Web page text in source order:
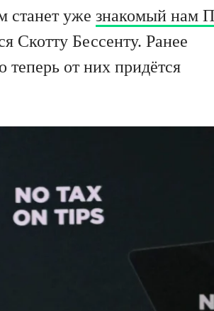
станет уже знакомый нам
Скотту Бессенту. Ранее
теперь от них придётся